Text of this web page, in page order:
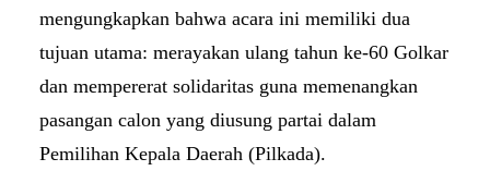
mengungkapkan bahwa acara ini memiliki dua
tujuan utama: merayakan ulang tahun ke-60 Golkar
dan mempererat solidaritas guna memenangkan
pasangan calon yang diusung partai dalam
Pemilihan Kepala Daerah (Pilkada).